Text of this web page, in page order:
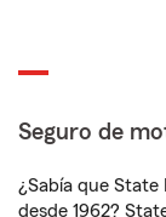
Seguro de
¿Sabía que
desde 1962?